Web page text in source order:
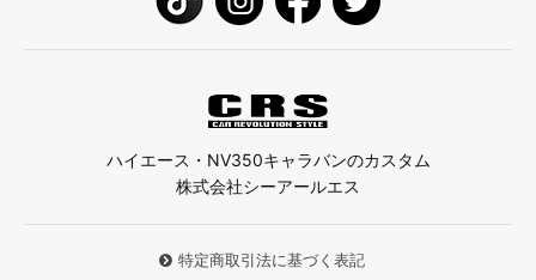
ハイエース・NV350キャラバンのカスタム
株式会社シーアールエス
特定商取引法に基づく表記